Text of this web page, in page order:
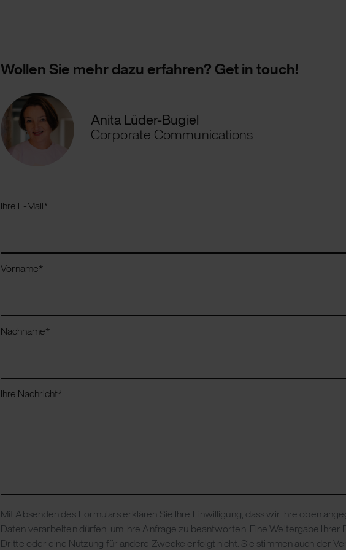
Wollen Sie mehr dazu erfahren? Get in touch!
Anita Lüder-Bugiel
Corporate Communications
Ihre E-Mail*
Vorname*
Nachname*
Ihre Nachricht*
Mit Absenden des Formulars erklären Sie Ihre Einwilligung, dass wir Ihre oben
Daten verarbeiten dürfen, um Ihre Anfrage zu beantworten. Eine Weitergabe Ihrer
Dritte oder eine Nutzung für andere Zwecke erfolgt nicht. Sie stimmen auch der